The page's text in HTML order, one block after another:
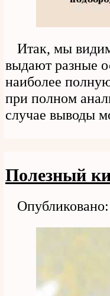
Итак, мы
выдают разные
наиболее
при полном
случае выводы
Полезный